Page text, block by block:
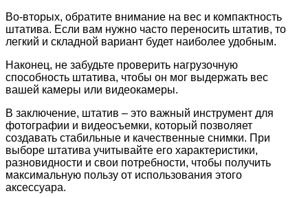
Во-вторых, обратите внимание на вес и компактность
штатива. Если вам нужно часто переносить штатив, то
легкий и складной вариант будет наиболее удобным.
Наконец, не забудьте проверить нагрузочную
способность штатива, чтобы он мог выдержать вес
вашей камеры или видеокамеры.
В заключение, штатив – это важный инструмент для
фотографии и видеосъемки, который позволяет
создавать стабильные и качественные снимки. При
выборе штатива учитывайте его характеристики,
разновидности и свои потребности, чтобы получить
максимальную пользу от использования этого
аксессуара.